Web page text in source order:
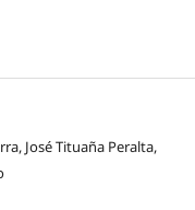
José Tituaña Peralta,